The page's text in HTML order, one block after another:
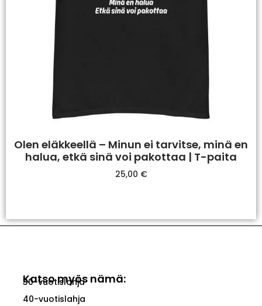
Olen eläkkeellä – Minun ei tarvitse, minä en
halua, etkä sinä voi pakottaa | T-paita
25,00 €
Katso myös nämä:
30-vuotislahja
40-vuotislahja